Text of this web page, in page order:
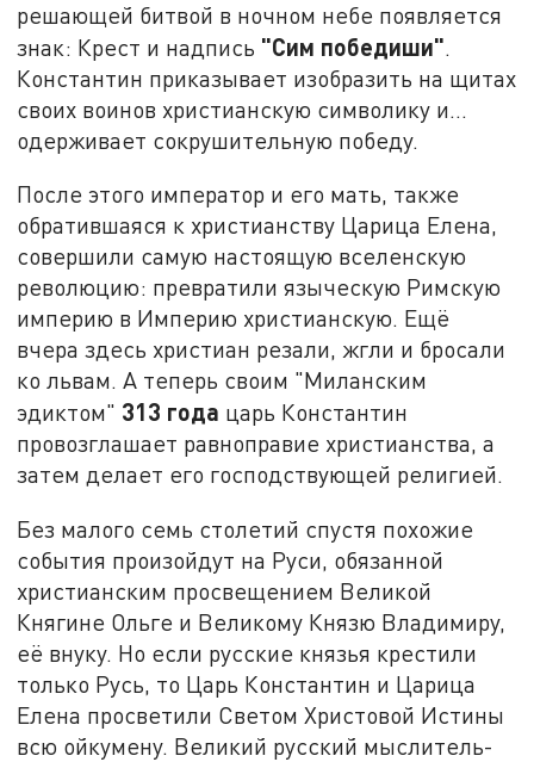
решающей битвой в ночном небе появляется
знак: Крест и надпись "Сим победиши".
Константин приказывает изобразить на щитах
своих воинов христианскую символику и...
одерживает сокрушительную победу.
После этого император и его мать, также
обратившаяся к христианству Царица Елена,
совершили самую настоящую вселенскую
революцию: превратили языческую Римскую
империю в Империю христианскую. Ещё
вчера здесь христиан резали, жгли и бросали
ко львам. А теперь своим "Миланским
эдиктом" 313 года царь Константин
провозглашает равноправие христианства, а
затем делает его господствующей религией.
Без малого семь столетий спустя похожие
события произойдут на Руси, обязанной
христианским просвещением Великой
Княгине Ольге и Великому Князю Владимиру,
её внуку. Но если русские князья крестили
только Русь, то Царь Константин и Царица
Елена просветили Светом Христовой Истины
всю ойкумену. Великий русский мыслитель-